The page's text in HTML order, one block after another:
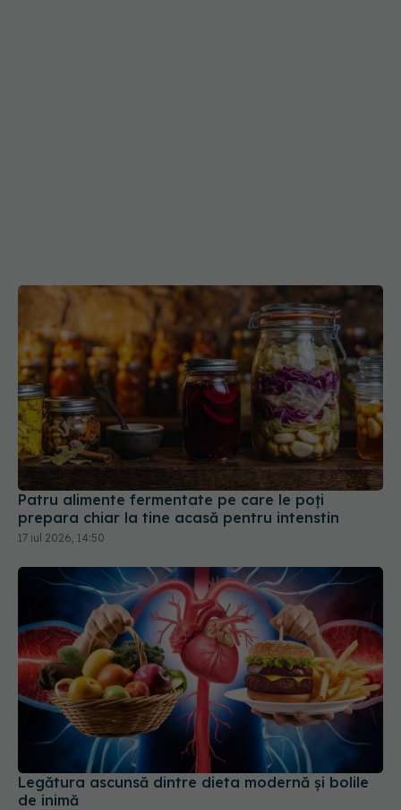
Patru alimente fermentate pe care le poți
prepara chiar la tine acasă pentru intenstin
17 iul 2026, 14:50
Legătura ascunsă dintre dieta modernă și bolile
de inimă